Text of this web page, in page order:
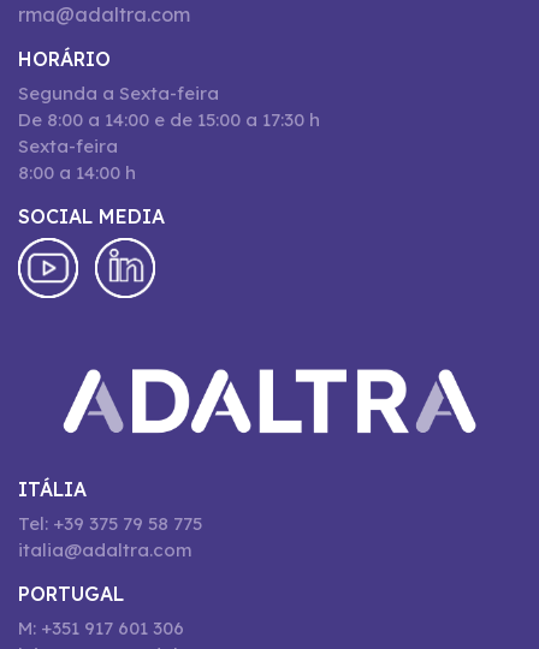
rma@adaltra.com
HORÁRIO
Segunda a Sexta-feira
De 8:00 a 14:00 e de 15:00 a 17:30 h
Sexta-feira
8:00 a 14:00 h
SOCIAL MEDIA
ITÁLIA
Tel: +39 375 79 58 775
italia@adaltra.com
PORTUGAL
M: +351 917 601 306